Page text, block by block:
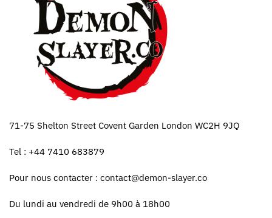
71-75 Shelton Street Covent Garden London WC2H 9JQ
Tel : +44 7410 683879
Pour nous contacter : contact@demon-slayer.co
Du lundi au vendredi de 9h00 à 18h00